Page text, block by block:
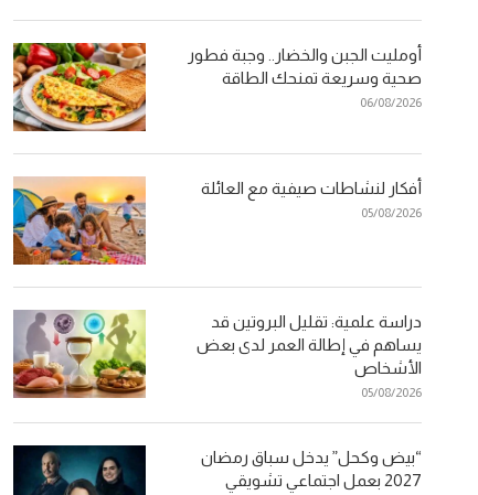
أومليت الجبن والخضار.. وجبة فطور
صحية وسريعة تمنحك الطاقة
06/08/2026
أفكار لنشاطات صيفية مع العائلة
05/08/2026
دراسة علمية: تقليل البروتين قد
يساهم في إطالة العمر لدى بعض
الأشخاص
05/08/2026
“بيض وكحل” يدخل سباق رمضان
2027 بعمل اجتماعي تشويقي